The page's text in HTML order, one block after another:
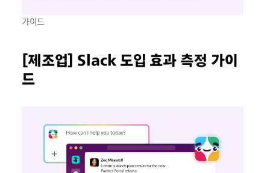
가이드
[제조업] Slack 도입 효과 측정 가이
드